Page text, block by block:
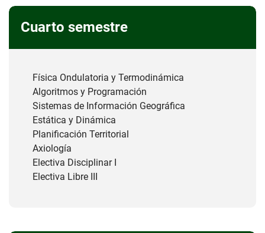
Cuarto semestre
Física Ondulatoria y Termodinámica
Algoritmos y Programación
Sistemas de Información Geográfica
Estática y Dinámica
Planificación Territorial
Axiología
Electiva Disciplinar I
Electiva Libre III